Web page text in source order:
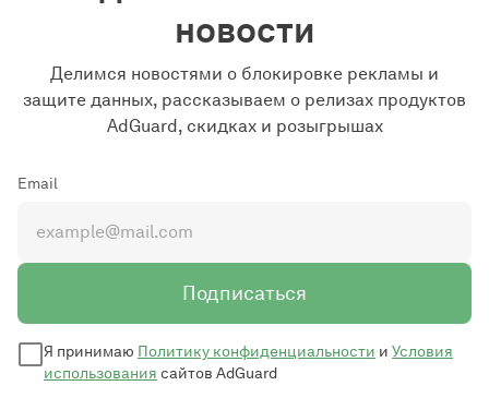
новости
Делимся новостями о блокировке рекламы и
защите данных, рассказываем о релизах продуктов
AdGuard, скидках и розыгрышах
Email
Подписаться
Я принимаю Политику конфиденциальности и Условия
использования сайтов AdGuard